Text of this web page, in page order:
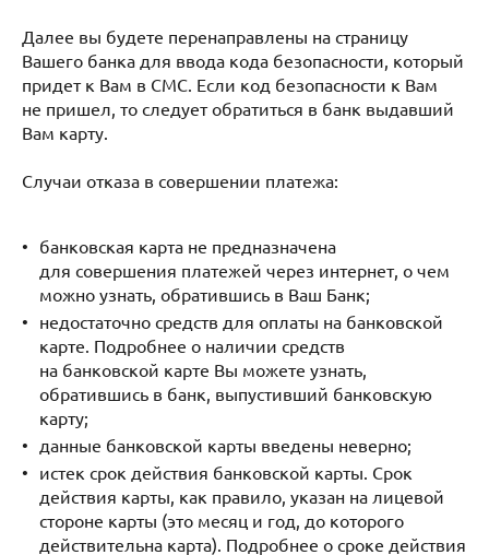
Далее вы будете перенаправлены на страницу
Вашего банка для ввода кода безопасности, который
придет к Вам в СМС. Если код безопасности к Вам
не пришел, то следует обратиться в банк выдавший
Вам карту.
Случаи отказа в совершении платежа:
банковская карта не предназначена
для совершения платежей через интернет, о чем
можно узнать, обратившись в Ваш Банк;
недостаточно средств для оплаты на банковской
карте. Подробнее о наличии средств
на банковской карте Вы можете узнать,
обратившись в банк, выпустивший банковскую
карту;
данные банковской карты введены неверно;
истек срок действия банковской карты. Срок
действия карты, как правило, указан на лицевой
стороне карты (это месяц и год, до которого
действительна карта). Подробнее о сроке действия